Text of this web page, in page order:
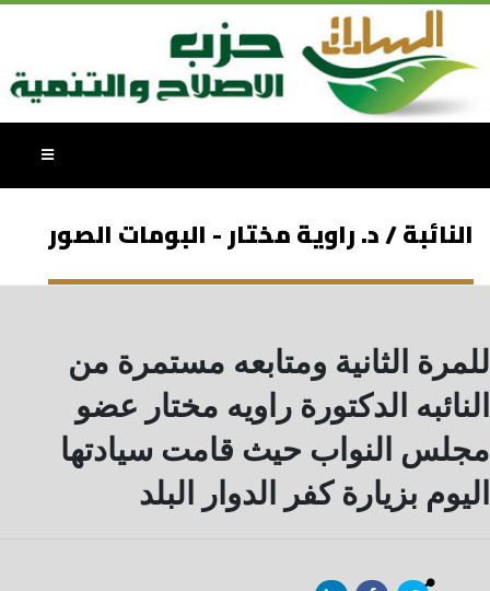
النائبة / د. راوية مختار - البومات الصور
للمرة الثانية ومتابعه مستمرة من
النائبه الدكتورة راويه مختار عضو
مجلس النواب حيث قامت سيادتها
اليوم بزيارة كفر الدوار البلد